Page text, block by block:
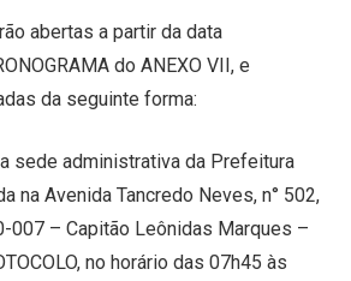
abertas a partir da data
do ANEXO VII, e
da seguinte forma:
sede administrativa da Prefeitura
na Avenida Tancredo Neves, n° 502,
007 – Capitão Leônidas Marques –
no horário das 07h45 às